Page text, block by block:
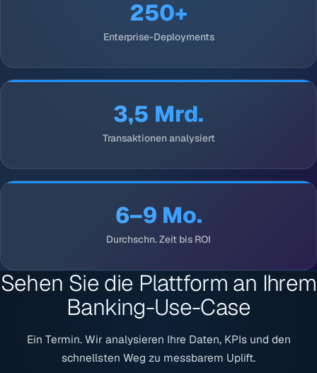
250+
Enterprise-Deployments
3,5 Mrd.
Transaktionen analysiert
6–9 Mo.
Durchschn. Zeit bis ROI
Sehen Sie die Plattform an Ihrem
Banking-Use-Case
Ein Termin. Wir analysieren Ihre Daten, KPIs und den
schnellsten Weg zu messbarem Uplift.